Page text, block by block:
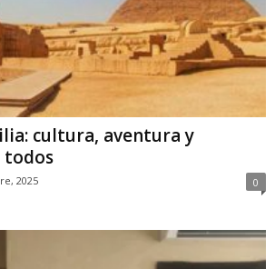
cultura, aventura y
todos
2025 0